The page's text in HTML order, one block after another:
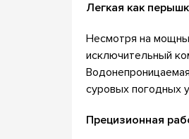
Легкая как
Несмотря на
исключительный
суровых погодных
Прецизионная